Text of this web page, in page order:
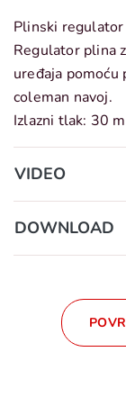
Plinski
Regulator plina
uređaja
coleman navoj.
Izlazni tlak: 30
VIDEO
DOWNLOAD